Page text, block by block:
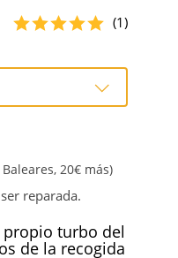
(1)
20€ más)
reparada.
propio turbo del
de la recogida